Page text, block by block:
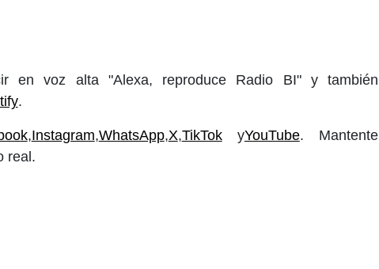
en voz alta "Alexa, reproduce Radio BI" y también
.
,Instagram,WhatsApp,X,TikTokyYouTube. Mantente
real.